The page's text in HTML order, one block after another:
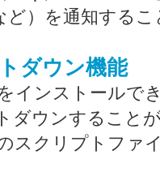
ど）を通知する
ダウン機能
インストールで
ダウンすること
スクリプトファ